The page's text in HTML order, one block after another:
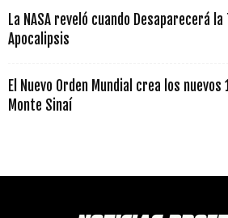
La NASA reveló cuando Desaparecerá
Apocalipsis
El Nuevo Orden Mundial crea los nuevos
Monte Sinaí